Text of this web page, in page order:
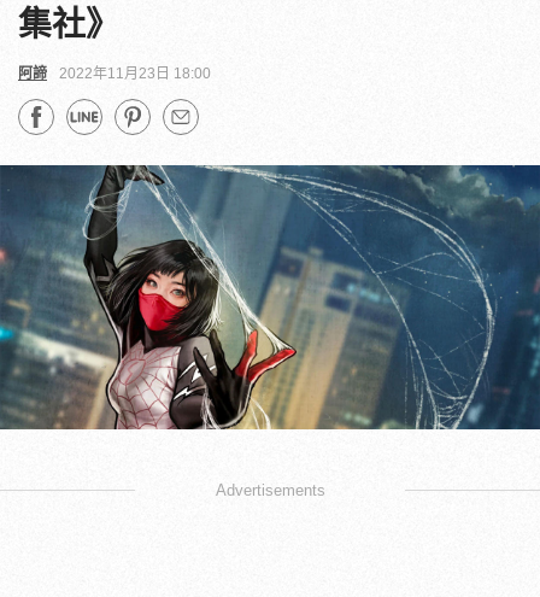
集社》
阿諦 2022年11月23日 18:00
Advertisements